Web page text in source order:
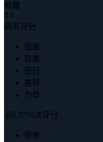
收藏
8.0
网友评分
很差
较差
还行
推荐
力荐
豆6.9759次评分
很差